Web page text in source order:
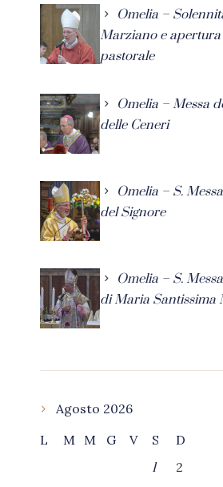
Omelia –
Marziano e apertura
pastorale
Omelia – Messa
delle Ceneri
Omelia – S.
del Signore
Omelia – S.
di Maria Santissima
Agosto 2026
L
M M G V S
D
1
2